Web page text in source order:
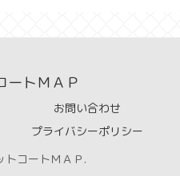
ートＭＡＰ
お問い合わせ
プライバシーポリシー
コートＭＡＰ.